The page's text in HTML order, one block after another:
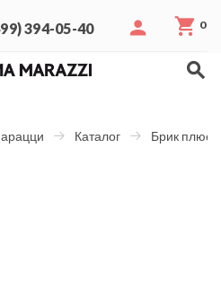
394-05-40 0
Каталог Брик плюс